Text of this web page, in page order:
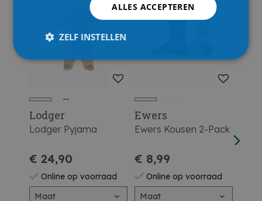
Lodger
Lodger Pyjama
€ 24,90
Online op voorraad
Maat
Ewers
Ewers Kousen 2-Pack
€ 8,99
Online op voorraad
Maat
ALLES ACCEPTEREN
ZELF INSTELLEN